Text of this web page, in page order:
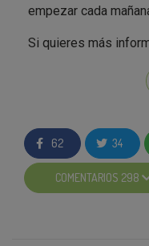
empezar cada
Si quieres más
sociales,
En esta nueva
buscando a
y sabory están
excelente variedad,
62 34
COMENTARIOS 298